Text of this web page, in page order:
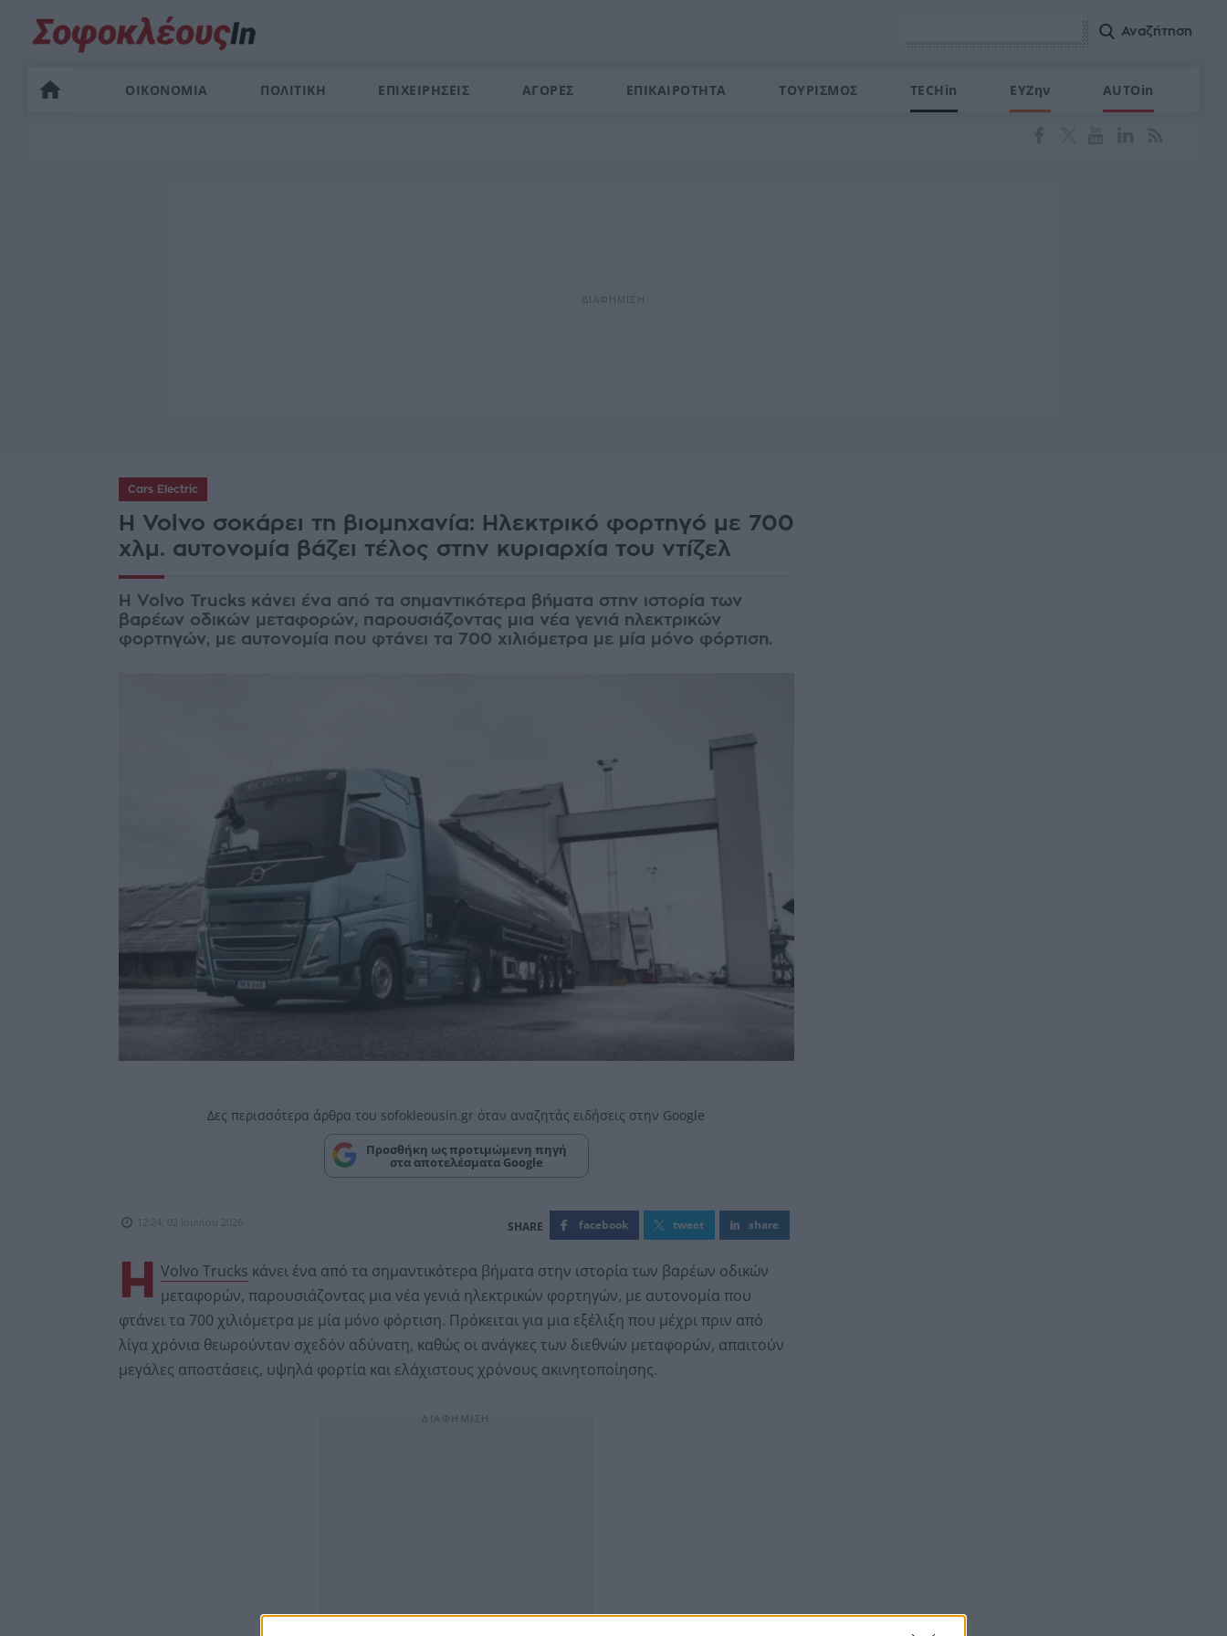
ΟΙΚΟΝΟΜΙΑ ΠΟΛΙΤΙΚΗ ΕΠΙΧΕΙΡΗΣΕΙΣ ΑΓΟΡΕΣ ΕΠΙΚΑΙΡΟΤΗΤΑ ΤΟΥΡΙΣΜΟΣ TECHin ΕΥΖην AUTOin
Cars Electric
Η Volvo σοκάρει τη βιομηχανία: Ηλεκτρικό φορτηγό με 700
χλμ. αυτονομία βάζει τέλος στην κυριαρχία του ντίζελ
Η Volvo Trucks κάνει ένα από τα σημαντικότερα βήματα στην ιστορία των
βαρέων οδικών μεταφορών, παρουσιάζοντας μια νέα γενιά ηλεκτρικών
φορτηγών, με αυτονομία που φτάνει τα 700 χιλιόμετρα με μία μόνο φόρτιση.
Δες περισσότερα άρθρα του sofokleousin.gr όταν αναζητάς ειδήσεις στην Google
Προσθήκη ως προτιμώμενη πηγή
στα αποτελέσματα Google
12:24, 02 Ιουνίου 2026 facebook tweet share
Η Volvo Trucks κάνει ένα από τα σημαντικότερα βήματα στην ιστορία των βαρέων οδικών
μεταφορών, παρουσιάζοντας μια νέα γενιά ηλεκτρικών φορτηγών, με αυτονομία που
φτάνει τα 700 χιλιόμετρα με μία μόνο φόρτιση. Πρόκειται για μια εξέλιξη που μέχρι πριν από
λίγα χρόνια θεωρούνταν σχεδόν αδύνατη, καθώς οι ανάγκες των διεθνών μεταφορών, απαιτούν
μεγάλες αποστάσεις, υψηλά φορτία και ελάχιστους χρόνους ακινητοποίησης.